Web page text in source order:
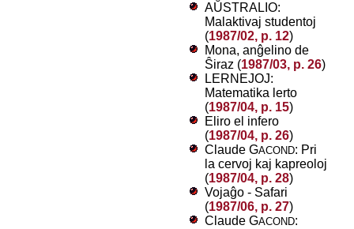
AŬSTRALIO:
Malaktivaj studentoj
(1987/02, p. 12)
Mona, anĝelino de
Ŝiraz (1987/03, p. 26)
LERNEJOJ:
Matematika lerto
(1987/04, p. 15)
Eliro el infero
(1987/04, p. 26)
Claude GACOND: Pri
la cervoj kaj kapreoloj
(1987/04, p. 28)
Vojaĝo - Safari
(1987/06, p. 27)
Claude GACOND: